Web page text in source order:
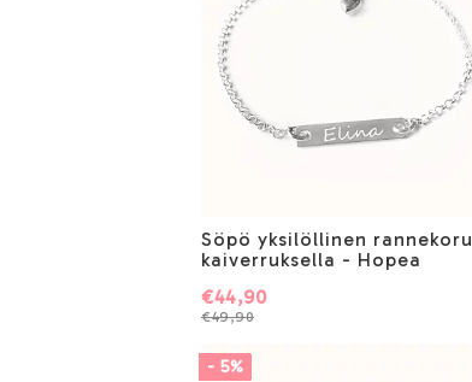
Söpö yksilöllinen rannekoru
kaiverruksella - Hopea
€49,90
€44,90
- 5%